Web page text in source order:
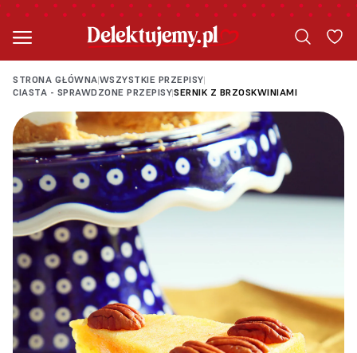
STRONA GŁÓWNA|WSZYSTKIE PRZEPISY|
CIASTA - SPRAWDZONE PRZEPISY|SERNIK Z BRZOSKWINIAMI